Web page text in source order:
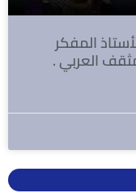
المفكر
العربي .